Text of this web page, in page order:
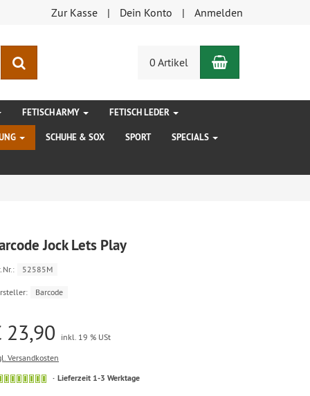
Zur Kasse Dein Konto Anmelden
0 Artikel Warenkorb
FETISCH ARMY FETISCH LEDER
SCHUHE & SOX SPORT SPECIALS
Jock Lets Play
52585M
Barcode
23,90
inkl. 19 % USt
Versandkosten
Lieferzeit 1-3 Werktage